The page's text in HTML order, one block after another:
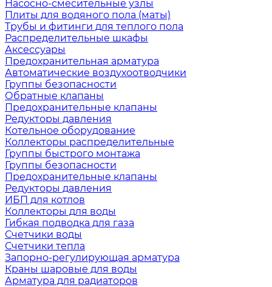
Насосно-смесительные узлы
Плиты для водяного пола (маты)
Трубы и фитинги для теплого пола
Распределительные шкафы
Аксессуары
Предохранительная арматура
Автоматические воздухоотводчики
Группы безопасности
Обратные клапаны
Предохранительные клапаны
Редукторы давления
Котельное оборудование
Коллекторы распределительные
Группы быстрого монтажа
Группы безопасности
Предохранительные клапаны
Редукторы давления
ИБП для котлов
Коллекторы для воды
Гибкая подводка для газа
Счетчики воды
Счетчики тепла
Запорно-регулирующая арматура
Краны шаровые для воды
Арматура для радиаторов